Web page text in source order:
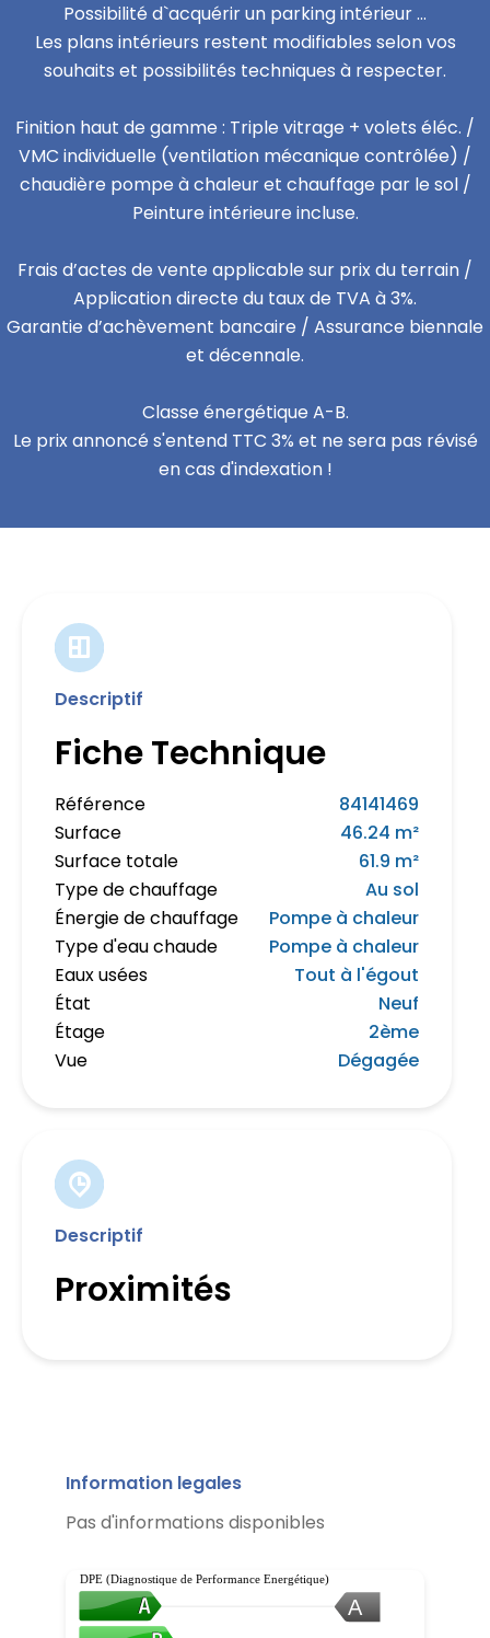
Possibilité d`acquérir un parking intérieur ...
Les plans intérieurs restent modifiables selon vos
souhaits et possibilités techniques à respecter.
Finition haut de gamme : Triple vitrage + volets éléc. /
VMC individuelle (ventilation mécanique contrôlée) /
chaudière pompe à chaleur et chauffage par le sol /
Peinture intérieure incluse.
Frais d’actes de vente applicable sur prix du terrain /
Application directe du taux de TVA à 3%.
Garantie d’achèvement bancaire / Assurance biennale
et décennale.
Classe énergétique A-B.
Le prix annoncé s'entend TTC 3% et ne sera pas révisé
en cas d'indexation !
Descriptif
Fiche Technique
Référence
84141469
Surface
46.24 m²
Surface totale
61.9 m²
Type de chauffage
Au sol
Énergie de chauffage
Pompe à chaleur
Type d'eau chaude
Pompe à chaleur
Eaux usées
Tout à l'égout
État
Neuf
Étage
2ème
Vue
Dégagée
Descriptif
Proximités
Information legales
Pas d'informations disponibles
A
DPE (Diagnostique de Performance Energétique)